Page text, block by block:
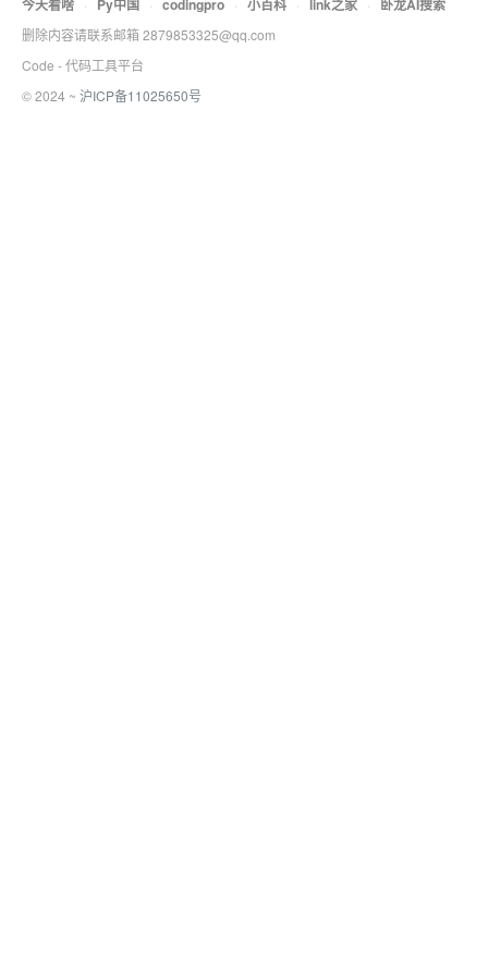
今天看啥 · Py中国 · codingpro · 小百科 · link之家 · 卧龙AI搜索
删除内容请联系邮箱 2879853325@qq.com
Code - 代码工具平台
© 2024 ~ 沪ICP备11025650号